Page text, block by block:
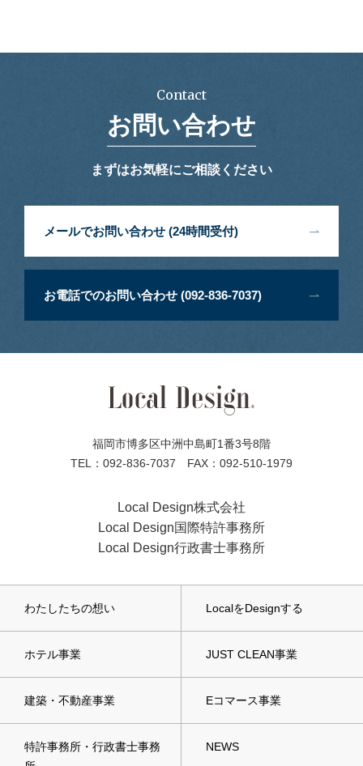
Contact
お問い合わせ
まずはお気軽にご相談ください
メールでお問い合わせ (24時間受付)
お電話でのお問い合わせ (092-836-7037)
福岡市博多区中洲中島町1番3号8階
TEL：092-836-7037 FAX：092-510-1979
Local Design株式会社
Local Design国際特許事務所
Local Design行政書士事務所
わたしたちの想い LocalをDesignする
ホテル事業 JUST CLEAN事業
建築・不動産事業 Eコマース事業
特許事務所・行政書士事務
NEWS